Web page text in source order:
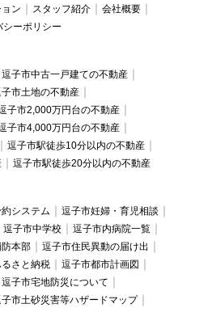
ン スタッフ紹介
会社概要
シーポリシー
逗子市中古一戸建ての不動産
市土地の不動産
子市2,000万円台の不動産
子市4,000万円台の不動産
逗子市駅徒歩10分以内の不動産
逗子市駅徒歩20分以内の不動産
システム
逗子市妊婦・育児相談
逗子市中学校
逗子市内病院一覧
本部
逗子市住民異動の届け出
さと納税
逗子市都市計画図
逗子市宅地防災について
市土砂災害等ハザードマップ